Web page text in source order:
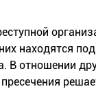
находятся
В отношении